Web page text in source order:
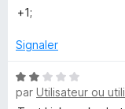
5
u
5
o
é
s
u
+1;
Signaler
N
o
par Utilisateur ou